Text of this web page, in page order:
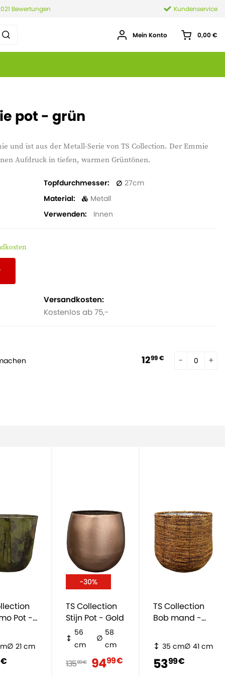
Bewertungen Kundenservice
Mein Konto 0,00 €
pot - grün
und ist aus der Metall-Serie von TS Collection. Der Emmie
Aufdruck in tiefen, warmen Grüntönen.
Topfdurchmesser
27
Material
Metall
Verwenden Innen
Versandkosten:
Kostenlos ab 75,-
1299 €
Pot -
21 cm
€
-30%
TS Collection
Stijn Pot - Gold
56
cm
58
cm
13599 € 9499 €
TS Collection
Bob mand -
35 cm 41 cm
5399 €